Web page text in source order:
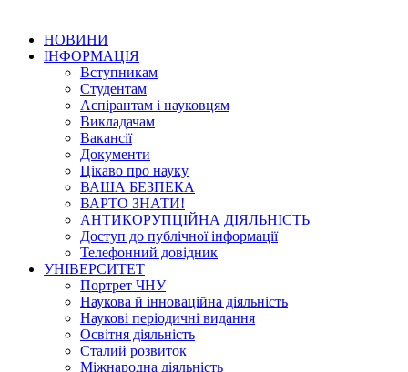
НОВИНИ
ІНФОРМАЦІЯ
Вступникам
Студентам
Аспірантам і науковцям
Викладачам
Вакансії
Документи
Цікаво про науку
ВАША БЕЗПЕКА
ВАРТО ЗНАТИ!
АНТИКОРУПЦІЙНА ДІЯЛЬНІСТЬ
Доступ до публічної інформації
Телефонний довідник
УНІВЕРСИТЕТ
Портрет ЧНУ
Наукова й інноваційна діяльність
Наукові періодичні видання
Освітня діяльність
Сталий розвиток
Міжнародна діяльність